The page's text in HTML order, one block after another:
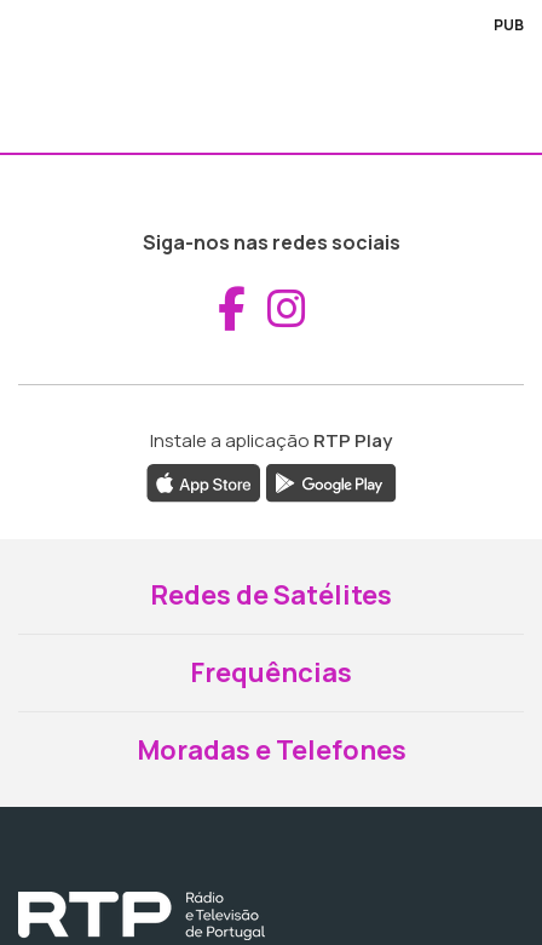
PUB
Siga-nos nas redes sociais
Aceder ao
Instale a aplicação RTP Play
Redes de Satélites
Frequências
Moradas e Telefones